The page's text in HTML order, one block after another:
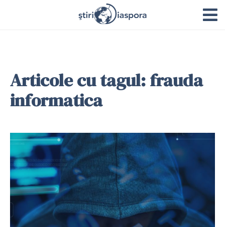
Articole cu tagul: frauda
informatica